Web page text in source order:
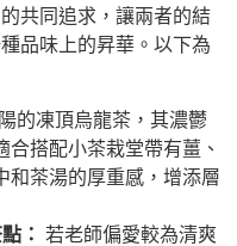
共同追求，讓兩者的結
品味上的昇華。以下為
的凍頂烏龍茶，其濃鬱
搭配小茶栽堂帶有薑、
和茶湯的厚重感，增添層
： 若老師偏愛較為清爽